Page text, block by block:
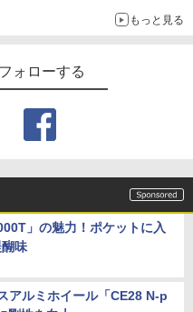
もっと見る
ォローする
」の魅力！ポケットに入
味
アルミホイール「CE28 N-p